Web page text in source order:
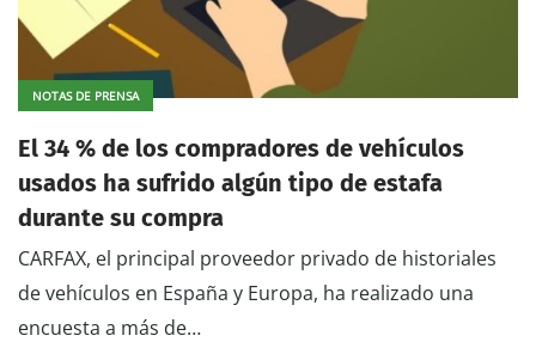
NOTAS DE PRENSA
El 34 % de los compradores de vehículos
usados ha sufrido algún tipo de estafa
durante su compra
CARFAX, el principal proveedor privado de historiales
de vehículos en España y Europa, ha realizado una
encuesta a más de…